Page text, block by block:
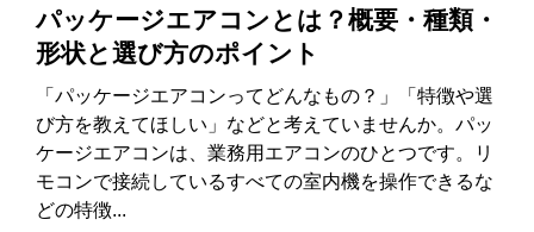
パッケージエアコンとは？概要・種類・
形状と選び方のポイント
「パッケージエアコンってどんなもの？」「特徴や選
び方を教えてほしい」などと考えていませんか。パッ
ケージエアコンは、業務用エアコンのひとつです。リ
モコンで接続しているすべての室内機を操作できるな
どの特徴...